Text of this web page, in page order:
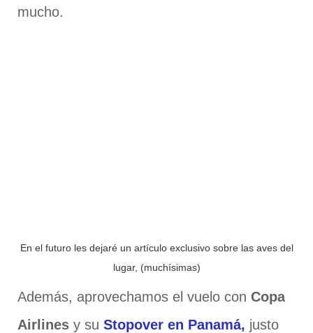
mucho.
En el futuro les dejaré un artículo exclusivo sobre las aves del
lugar, (muchísimas)
Además, aprovechamos el vuelo con Copa
Airlines y su Stopover en Panamá, justo